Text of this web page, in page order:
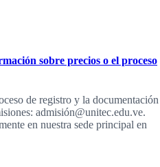
sobre precios o el proceso
de registro y la documentación
admisión@unitec.edu.ve.
en nuestra sede principal en